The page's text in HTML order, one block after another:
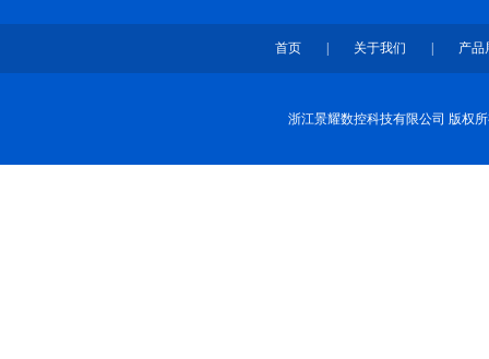
首页 关于我们 产品
浙江景耀数控科技有限公司 版权